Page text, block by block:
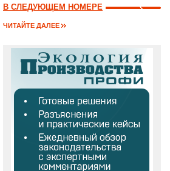
В СЛЕДУЮЩЕМ НОМЕРЕ
ЧИТАЙТЕ ДАЛЕЕ